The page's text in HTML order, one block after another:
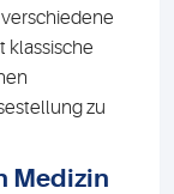
klassische
zu
Medizin